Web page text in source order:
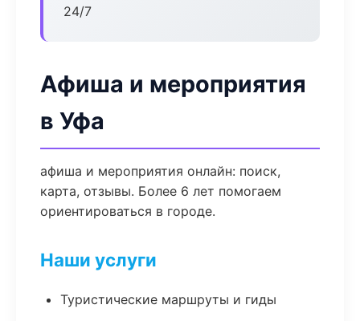
24/7
Афиша и мероприятия
в Уфа
афиша и мероприятия онлайн: поиск,
карта, отзывы. Более 6 лет помогаем
ориентироваться в городе.
Наши услуги
Туристические маршруты и гиды